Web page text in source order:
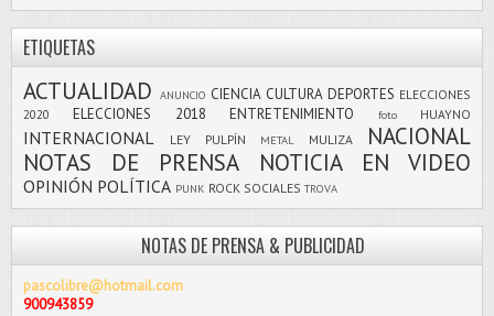
ETIQUETAS
ACTUALIDAD ANUNCIO CIENCIA CULTURA DEPORTES ELECCIONES
2020
ELECCIONES 2018 ENTRETENIMIENTO foto HUAYNO
INTERNACIONAL LEY PULPÍN METAL MULIZA
NACIONAL
NOTAS DE PRENSA
NOTICIA EN VIDEO
OPINIÓN POLÍTICA PUNK ROCK SOCIALES TROVA
NOTAS DE PRENSA & PUBLICIDAD
pascolibre@hotmail.com
900943859